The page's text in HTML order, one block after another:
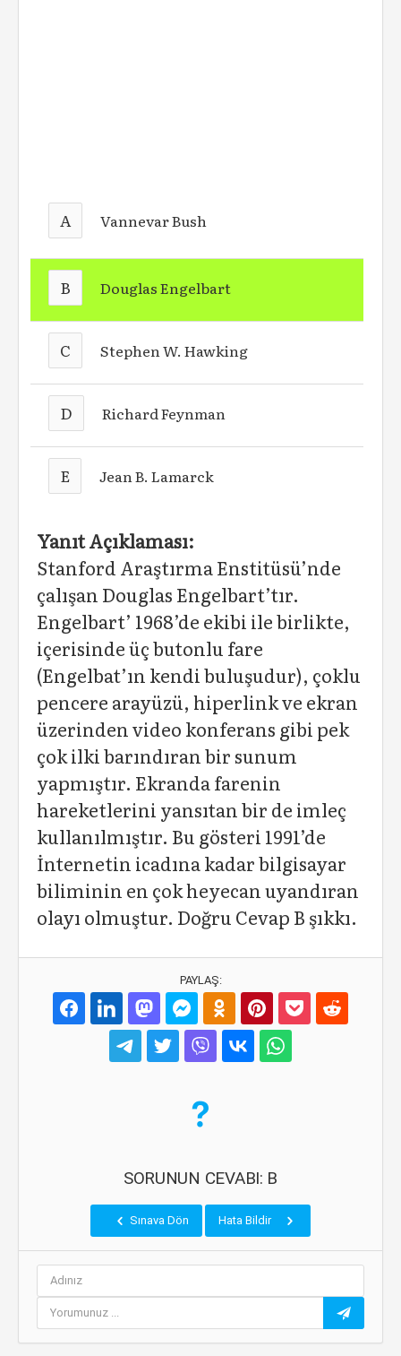
A Vannevar Bush
B Douglas Engelbart
C Stephen W. Hawking
D Richard Feynman
E Jean B. Lamarck
Yanıt Açıklaması:
Stanford Araştırma Enstitüsü’nde
çalışan Douglas Engelbart’tır.
Engelbart’ 1968’de ekibi ile birlikte,
içerisinde üç butonlu fare
(Engelbat’ın kendi buluşudur), çoklu
pencere arayüzü, hiperlink ve ekran
üzerinden video konferans gibi pek
çok ilki barındıran bir sunum
yapmıştır. Ekranda farenin
hareketlerini yansıtan bir de imleç
kullanılmıştır. Bu gösteri 1991’de
İnternetin icadına kadar bilgisayar
biliminin en çok heyecan uyandıran
olayı olmuştur. Doğru Cevap B şıkkı.
PAYLAŞ:
SORUNUN CEVABI: B
Sınava Dön Hata Bildir